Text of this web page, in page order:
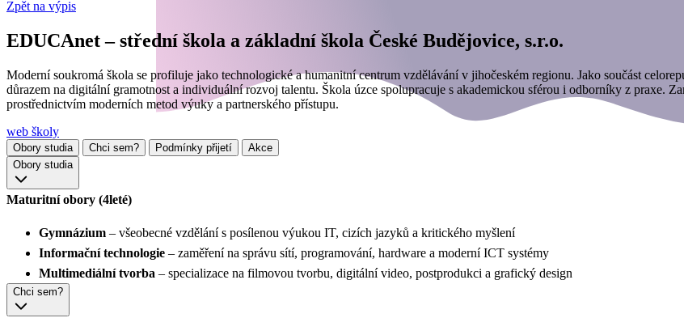
Zpět na výpis
EDUCAnet – střední škola a základní škola České Budějovice, s.r.o.
Moderní soukromá škola se profiluje jako technologické a humanitní centrum vzdělávání v jihočeském regionu. Jako součást
důrazem na digitální gramotnost a individuální rozvoj talentu. Škola úzce spolupracuje s akademickou sférou i odborníky z praxe.
prostřednictvím moderních metod výuky a partnerského přístupu.
web školy
Obory studia Chci sem? Podmínky přijetí
Akce
Obory studia
Maturitní obory (4leté)
Gymnázium – všeobecné vzdělání s posílenou výukou IT, cizích jazyků a kritického myšlení
Informační technologie – zaměření na správu sítí, programování, hardware a moderní ICT systémy
Multimediální tvorba – specializace na filmovou tvorbu, digitální video, postprodukci a grafický design
Chci sem?